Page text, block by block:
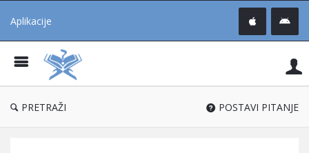
Aplikacije
®
PRETRAŽI POSTAVI PITANJE